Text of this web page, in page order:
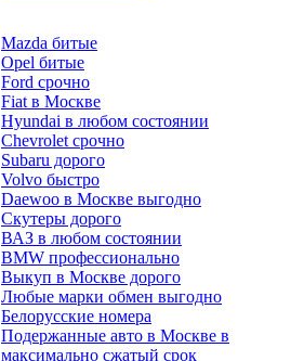
Mazda битые
Opel битые
Ford срочно
Fiat в Москве
Hyundai в любом состоянии
Chevrolet срочно
Subaru дорого
Volvo быстро
Daewoo в Москве выгодно
Скутеры дорого
ВАЗ в любом состоянии
BMW профессионально
Выкуп в Москве дорого
Любые марки обмен выгодно
Белорусские номера
Подержанные авто в Москве в
максимально сжатый срок